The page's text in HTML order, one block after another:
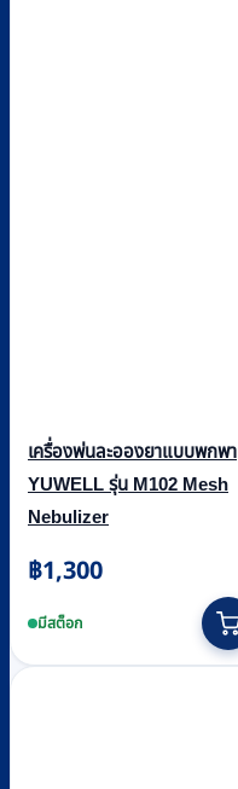
เครื่องพ่นละอองยาแบบพกพา
YUWELL รุ่น M102 Mesh
Nebulizer
฿1,300
มีสต็อก